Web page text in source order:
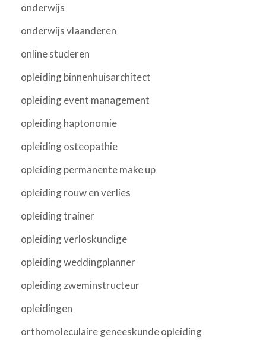
onderwijs
onderwijs vlaanderen
online studeren
opleiding binnenhuisarchitect
opleiding event management
opleiding haptonomie
opleiding osteopathie
opleiding permanente make up
opleiding rouw en verlies
opleiding trainer
opleiding verloskundige
opleiding weddingplanner
opleiding zweminstructeur
opleidingen
orthomoleculaire geneeskunde opleiding